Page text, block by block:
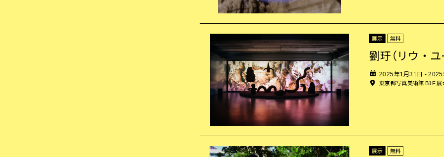
展示 無料
劉玗（リウ・ユ
2025年1月31日 - 2025
東京都写真美術館 B1F 展
展示 無料